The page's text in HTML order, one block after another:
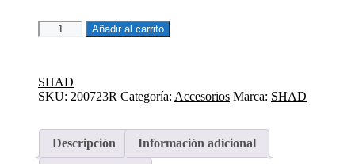
GOMA
RECAMBIO
Añadir al carrito
SHAD
SKU: 200723R Categoría: Accesorios Marca: SHAD
Descripción Información adicional